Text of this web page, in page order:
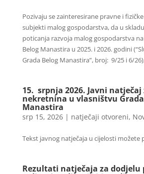
Pozivaju se zainteresirane pravne i
subjekti malog gospodarstva, da u
poticanja razvoja malog gospodarstva
Belog Manastira u 2025. i 2026. godini
Grada Belog Manastira”, broj: 9/25 i 6/
15. srpnja 2026. Javni
nekretnina u vlasništvu
Manastira
srp 15, 2026| natječaji otvoreni,
Tekst javnog natječaja u cijelosti možete
Rezultati natječaja za dodjelu